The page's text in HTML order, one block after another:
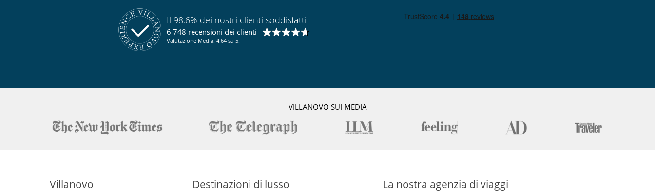
Il 98.6% dei nostri clienti soddisfatti
6 748 recensioni dei clienti
Valutazione Media: 4.64 su 5.
VILLANOVO SUI MEDIA
Villanovo Destinazioni di lusso La nostra agenzia di viaggi